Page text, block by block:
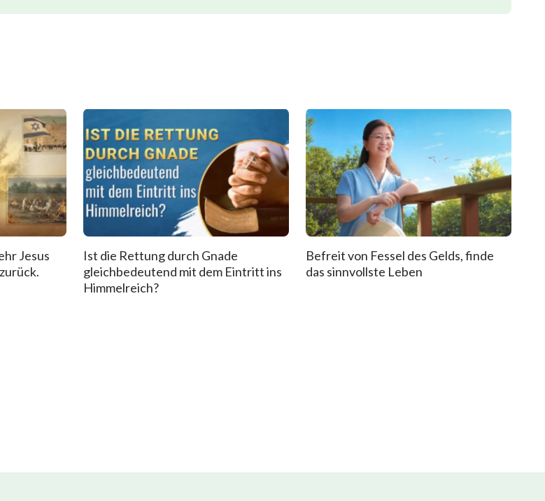
Jesus
Ist die Rettung durch Gnade
gleichbedeutend mit dem Eintritt ins
Himmelreich?
Befreit von Fessel des Gelds, finde
das sinnvollste Leben